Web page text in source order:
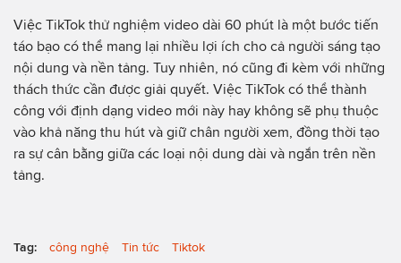
Việc TikTok thử nghiệm video dài 60 phút là một bước tiến
táo bạo có thể mang lại nhiều lợi ích cho cả người sáng tạo
nội dung và nền tảng. Tuy nhiên, nó cũng đi kèm với những
thách thức cần được giải quyết. Việc TikTok có thể thành
công với định dạng video mới này hay không sẽ phụ thuộc
vào khả năng thu hút và giữ chân người xem, đồng thời tạo
ra sự cân bằng giữa các loại nội dung dài và ngắn trên nền
tảng.
Tag: công nghệ Tin tức Tiktok